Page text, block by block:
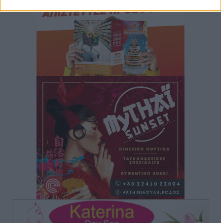
Μαστιχάρι – Αναποδογύρισε όχημα με μητέρα και
πριν 12 ώρες
“Η Ευρώπη αντιμετώπιζε το προσφυγικό σαν ταινία
τρόμου” – Η συγκλονιστική μαρτυρία της Χαρούλας
Γιασιράνη στον RV για τα γεγονότα που οδήγησαν στο
Σύμφωνο της Λέρου
Τοπικές Ειδήσεις • πριν 12 ώρες
Συναυλία με τον Γιάννη Κότσιρα στις 21 Αυγούστου
Πολιτιστικά• πριν 13 ώρες
Έκτακτη συνεδρίαση της Δημοτικής Επιτροπής Ρόδου
αύριο Παρασκευή 7 Αυγούστου
Τοπικές Ειδήσεις• πριν 13 ώρες